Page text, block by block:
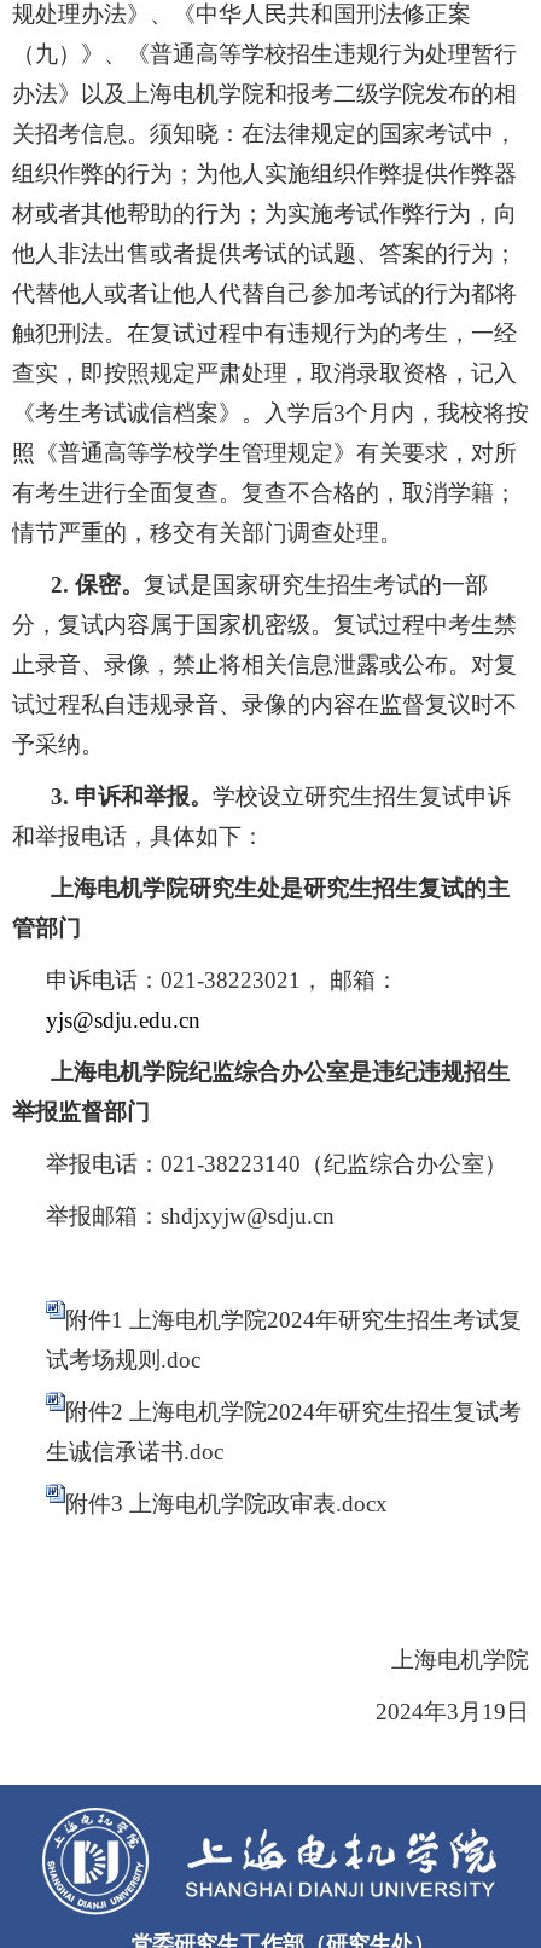
规处理办法》、《中华人民共和国刑法修正案
（九）》、《普通高等学校招生违规行为处理暂行
办法》以及上海电机学院和报考二级学院发布的相
关招考信息。须知晓：在法律规定的国家考试中，
组织作弊的行为；为他人实施组织作弊提供作弊器
材或者其他帮助的行为；为实施考试作弊行为，向
他人非法出售或者提供考试的试题、答案的行为；
代替他人或者让他人代替自己参加考试的行为都将
触犯刑法。在复试过程中有违规行为的考生，一经
查实，即按照规定严肃处理，取消录取资格，记入
《考生考试诚信档案》。入学后3个月内，我校将按
照《普通高等学校学生管理规定》有关要求，对所
有考生进行全面复查。复查不合格的，取消学籍；
情节严重的，移交有关部门调查处理。
2. 保密。 复试是国家研究生招生考试的一部
分，复试内容属于国家机密级。复试过程中考生禁
止录音、录像，禁止将相关信息泄露或公布。对复
试过程私自违规录音、录像的内容在监督复议时不
予采纳。
3. 申诉和举报。 学校设立研究生招生复试申诉
和举报电话，具体如下：
上海电机学院研究生处是研究生招生复试的主
管部门
申诉电话： 021-38223021 ， 邮箱：
yjs@sdju.edu.cn
上海电机学院纪监综合办公室是违纪违规招生
举报监督部门
举报电话： 021-38223140 （纪监综合办公室）
举报邮箱： shdjxyjw@sdju.cn
附件1 上海电机学院2024年研究生招生考试复
试考场规则.doc
附件2 上海电机学院2024年研究生招生复试考
生诚信承诺书.doc
附件3 上海电机学院政审表.docx
上海电机学院
2024年3 月 19 日